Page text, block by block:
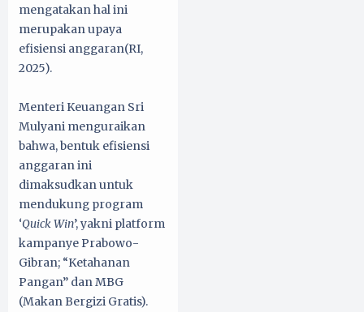
mengatakan hal ini
merupakan upaya
efisiensi anggaran(RI,
2025).
Menteri Keuangan Sri
Mulyani menguraikan
bahwa, bentuk efisiensi
anggaran ini
dimaksudkan untuk
mendukung program
‘Quick Win’, yakni platform
kampanye Prabowo-
Gibran; “Ketahanan
Pangan” dan MBG
(Makan Bergizi Gratis).